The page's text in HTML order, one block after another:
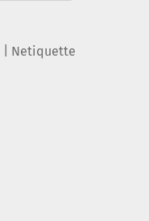
Netiquette